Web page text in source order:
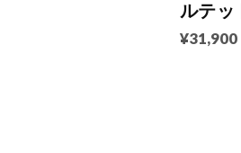
ルテッ
¥31,900